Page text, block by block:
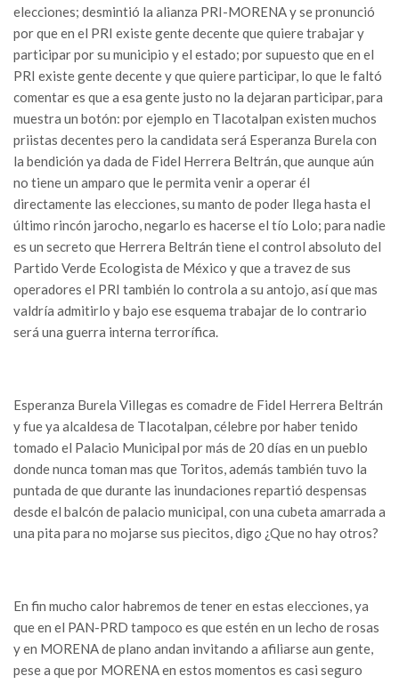
elecciones; desmintió la alianza PRI-MORENA y se pronunció
por que en el PRI existe gente decente que quiere trabajar y
participar por su municipio y el estado; por supuesto que en el
PRI existe gente decente y que quiere participar, lo que le faltó
comentar es que a esa gente justo no la dejaran participar, para
muestra un botón: por ejemplo en Tlacotalpan existen muchos
priistas decentes pero la candidata será Esperanza Burela con
la bendición ya dada de Fidel Herrera Beltrán, que aunque aún
no tiene un amparo que le permita venir a operar él
directamente las elecciones, su manto de poder llega hasta el
último rincón jarocho, negarlo es hacerse el tío Lolo; para nadie
es un secreto que Herrera Beltrán tiene el control absoluto del
Partido Verde Ecologista de México y que a travez de sus
operadores el PRI también lo controla a su antojo, así que mas
valdría admitirlo y bajo ese esquema trabajar de lo contrario
será una guerra interna terrorífica.
Esperanza Burela Villegas es comadre de Fidel Herrera Beltrán
y fue ya alcaldesa de Tlacotalpan, célebre por haber tenido
tomado el Palacio Municipal por más de 20 días en un pueblo
donde nunca toman mas que Toritos, además también tuvo la
puntada de que durante las inundaciones repartió despensas
desde el balcón de palacio municipal, con una cubeta amarrada a
una pita para no mojarse sus piecitos, digo ¿Que no hay otros?
En fin mucho calor habremos de tener en estas elecciones, ya
que en el PAN-PRD tampoco es que estén en un lecho de rosas
y en MORENA de plano andan invitando a afiliarse aun gente,
pese a que por MORENA en estos momentos es casi seguro